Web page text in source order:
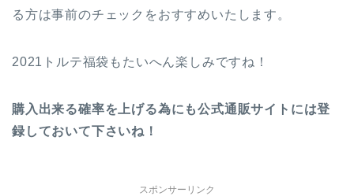
る方は事前のチェックをおすすめいたします。
2021トルテ福袋もたいへん楽しみですね！
購入出来る確率を上げる為にも公式通販サイトには登
録しておいて下さいね！
スポンサーリンク